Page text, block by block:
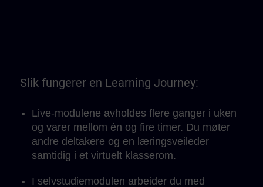
Slik fungerer en Learning Journey:
Live-modulene avholdes flere ganger i uken
og varer mellom én og fire timer. Du møter
andre deltakere og en læringsveileder
samtidig i et virtuelt klasserom.
I selvstudiemodulen arbeider du med